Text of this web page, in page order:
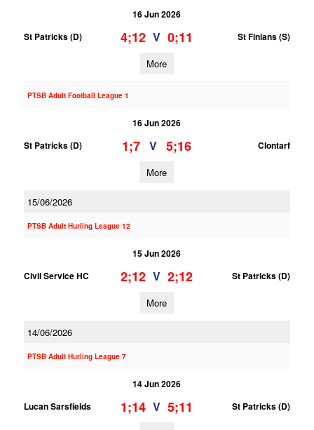
16 Jun 2026
St Patricks (D)
4;12 V 0;11 St Finians (S)
More
PTSB Adult Football League 1
16 Jun 2026
St Patricks (D)
1;7 V 5;16 Clontarf
More
15/06/2026
PTSB Adult Hurling League 12
15 Jun 2026
Civil Service HC
2;12 V 2;12 St Patricks (D)
More
14/06/2026
PTSB Adult Hurling League 7
14 Jun 2026
Lucan Sarsfields
1;14 V 5;11 St Patricks (D)